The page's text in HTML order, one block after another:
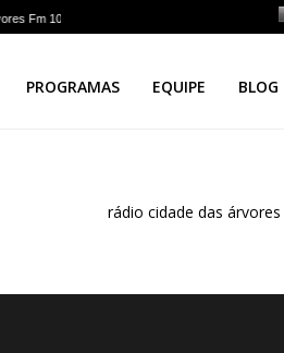
PROGRAMAS EQUIPE BLOG
rádio cidade das árvores